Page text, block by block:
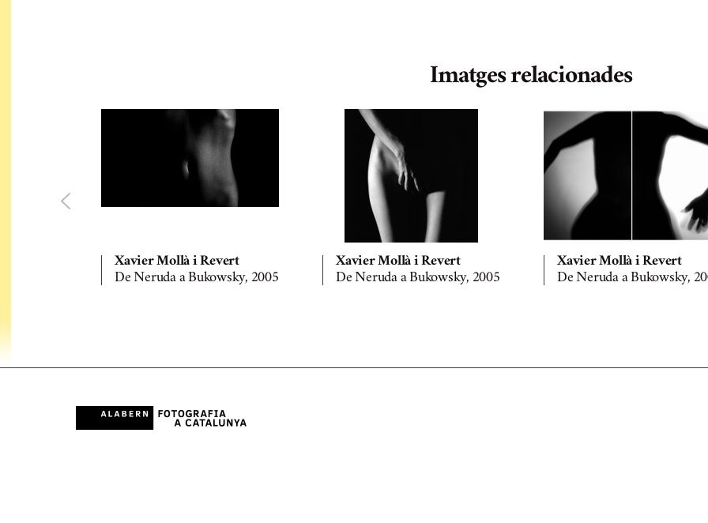
Imatges relacionades
Xavier Mollà i Revert
De Neruda a Bukowsky, 2005
Xavier Mollà i Revert
De Neruda a Bukowsky, 2005
Xavier Mollà i Revert
De Neruda a Bukowsky,